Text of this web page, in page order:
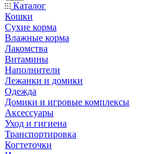
Каталог
Кошки
Сухие корма
Влажные корма
Лакомства
Витамины
Наполнители
Лежанки и домики
Одежда
Домики и игровые комплексы
Аксессуары
Уход и гигиена
Транспортировка
Когтеточки